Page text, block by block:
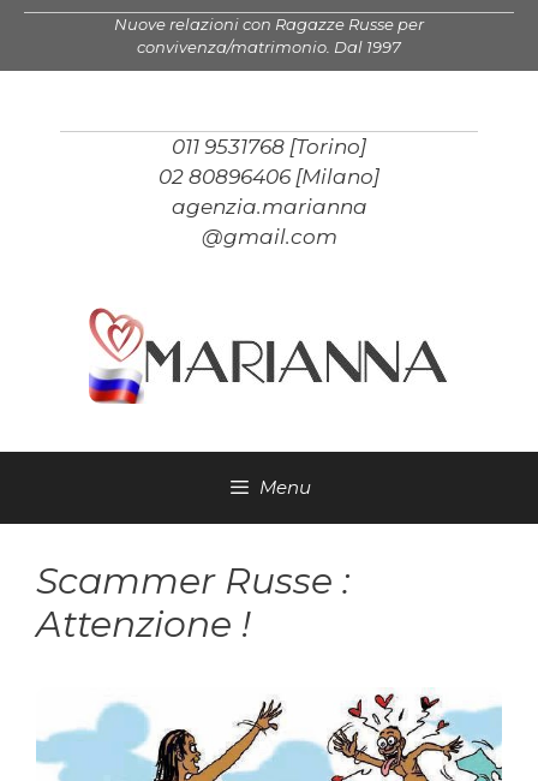
Vai
contenuto
Nuove relazioni con Ragazze Russe per
convivenza/matrimonio. Dal 1997
011 9531768 [Torino]
02 80896406 [Milano]
agenzia.marianna
@gmail.com
Menu
Scammer Russe :
Attenzione !